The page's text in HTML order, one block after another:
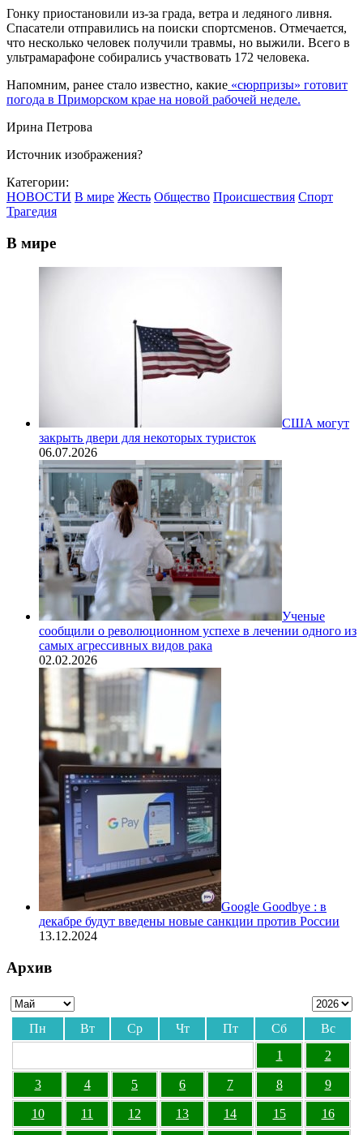
Гонку приостановили из-за града, ветра и ледяного ливня.
Спасатели отправились на поиски спортсменов. Отмечается,
что несколько человек получили травмы, но выжили. Всего в
ультрамарафоне собирались участвовать 172 человека.
Напомним, ранее стало известно, какие «сюрпризы» готовит
погода в Приморском крае на новой рабочей неделе.
Ирина Петрова
Источник изображения?
Категории:
НОВОСТИ В мире Жесть Общество Происшествия Спорт
Трагедия
В мире
США могут
закрыть двери для некоторых туристок
06.07.2026
Ученые
сообщили о революционном успехе в лечении одного из
самых агрессивных видов рака
02.02.2026
Google Goodbye : в
декабре будут введены новые санкции против России
13.12.2024
Архив
Пн Вт Ср Чт Пт Сб
Вс
1
2
3 4 5 6 7 8 9
10 11 12 13 14 15 16